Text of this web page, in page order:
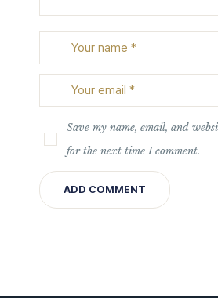
Save my name, email, and
for the next time I comment.